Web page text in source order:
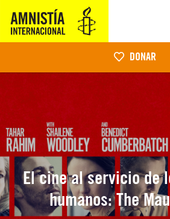
DONAR
El cine al servicio de
humanos: The